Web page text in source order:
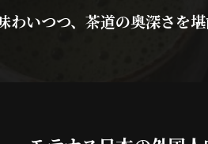
いつつ、茶道の奥深さを